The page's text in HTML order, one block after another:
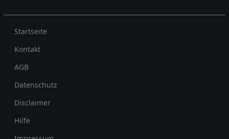
Rechtliches
Startseite
Kontakt
AGB
Datenschutz
Disclaimer
Hilfe